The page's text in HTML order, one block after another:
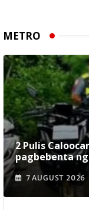
METRO
2 Pulis
pagbebenta
7 AUGUST 2026